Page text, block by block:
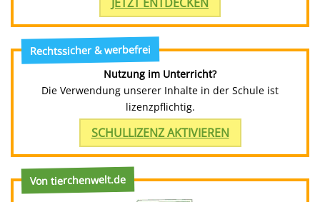
Rechtssicher & werbefrei
Nutzung im Unterricht?
Die Verwendung unserer Inhalte in der Schule ist
lizenzpflichtig.
SCHULLIZENZ AKTIVIEREN
Von tierchenwelt.de